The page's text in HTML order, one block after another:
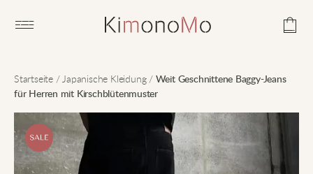
Open main menu
Startseite/Japanische Kleidung/ Weit Geschnittene Baggy-Jeans
für Herren mit Kirschblütenmuster